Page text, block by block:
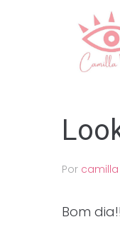
Por camilla
Bom